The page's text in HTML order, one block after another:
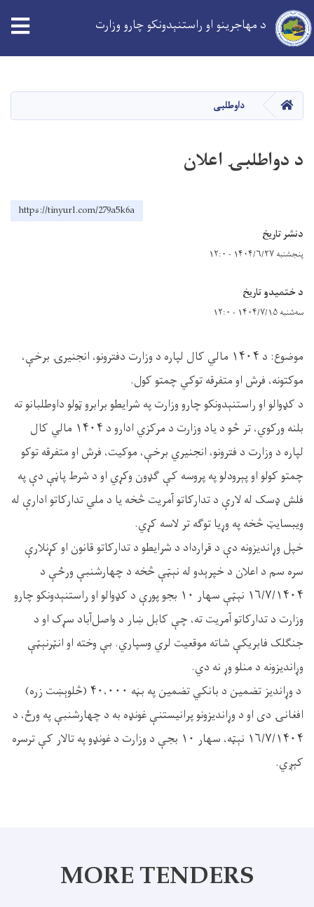
content
د مهاجرینو او راستنېدونکو چارو وزارت
کورپاڼه داوطلبی
د دواطلبۍ اعلان
https://tinyurl.com/279a5k6a
دنشر تاریخ
پنجشنبه ۱۴۰۴/۶/۲۷ - ۱۲:۰
د ختمیدو تاریخ
سه‌شنبه ۱۴۰۴/۷/۱۵ - ۱۲:۰
موضوع: د ۱۴۰۴ مالي کال لپاره د وزارت دفترونو، انجنيرۍ برخې،
موکتونه، فرش او متفرقه توکي چمتو کول.
د کډوالو او راستنېدونکو چارو وزارت په شرایطو برابرو ټولو داوطلبانو ته
بلنه ورکوي، تر څو د یاد وزارت د مرکزي ادارو د ۱۴۰۴ مالي کال
لپاره د وزارت د فترونو، انجنيري برخې، موکیت، فرش او متفرقه توکو
چمتو کولو او پېرودلو په پروسه کې ګډون وکړي او د شرط پاڼې دې په
فلش ډسک له لارې د تدارکاتو آمریت څخه یا د ملي تدارکاتو ادارې له
ویبسایټ څخه په وړیا توګه تر لاسه کړي.
خپل وړاندیزونه دې د قرارداد د شرایطو د تدارکاتو قانون او کړنلارې
سره سم د اعلان د خپرېدو له نېټې څخه د چهارشنبې ورځې د
۱۶/۷/۱۴۰۴ نېټې سهار ۱۰ بجو پورې د کډوالو او راستنېدونکو چارو
وزارت د تدارکاتو آمریت ته، چې کابل ښار د واصل‌آباد سړک او د
جنګلک فابریکې شاته موقعیت لري وسپاري. بې وخته او انټرنېټې
وړاندیزونه د منلو وړ نه دي.
د وړاندیز تضمین د بانکي تضمین په بڼه ۴۰،۰۰۰ (څلوېښت زره)
افغانۍ دی او د وړاندیزونو پرانیستنې غونډه به د چهارشنبې په ورځ، د
۱۶/۷/۱۴۰۴ نېټه، سهار ۱۰ بجې د وزارت د غونډو په تالار کې ترسره
کېږي.
MORE TENDERS